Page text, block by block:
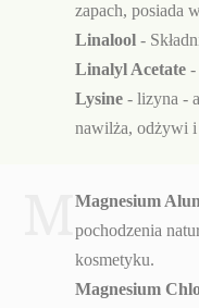
zapach, posiada
Linalool -
Linalyl Acetate -
Lysine - lizyna -
nawilża, odżywi i
Magnesium
pochodzenia
kosmetyku.
Magnesium